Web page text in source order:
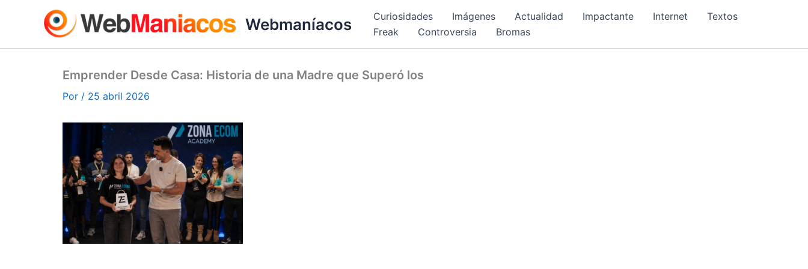
Webmaníacos Curiosidades Imágenes Actualidad Impactante Internet
Textos
Freak
Controversia Bromas
Emprender Desde Casa: Historia de una Madre que Superó los
Por / 25 abril 2026